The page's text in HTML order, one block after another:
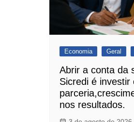
Economia Geral
Abrir a conta da
Sicredi é investir
nos resultados.